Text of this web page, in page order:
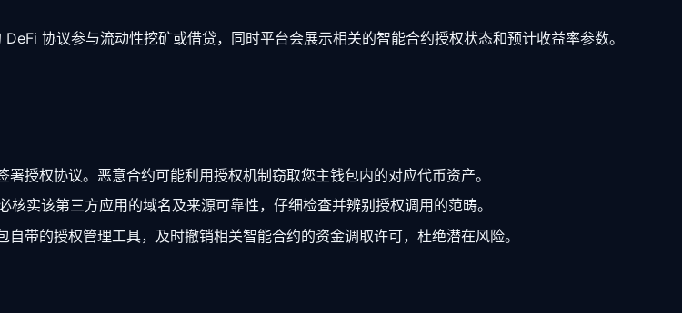
协议参与流动性挖矿或借贷，同时平台会展示相关的智能合约授权状态和预计收益率参数。
授权协议。恶意合约可能利用授权机制窃取您主钱包内的对应代币资产。
核实该第三方应用的域名及来源可靠性，仔细检查并辨别授权调用的范畴。
带的授权管理工具，及时撤销相关智能合约的资金调取许可，杜绝潜在风险。